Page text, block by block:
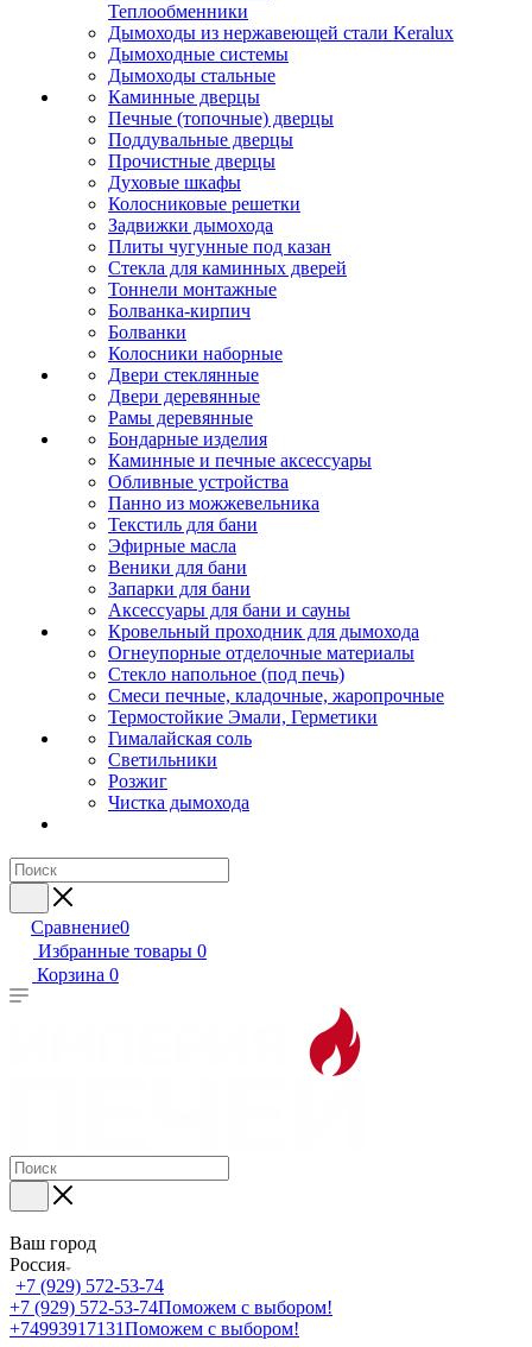
Теплообменники
Дымоходы из нержавеющей стали Keralux
Дымоходные системы
Дымоходы стальные
Каминные дверцы
Печные (топочные) дверцы
Поддувальные дверцы
Прочистные дверцы
Духовые шкафы
Колосниковые решетки
Задвижки дымохода
Плиты чугунные под казан
Стекла для каминных дверей
Тоннели монтажные
Болванка-кирпич
Болванки
Колосники наборные
Двери стеклянные
Двери деревянные
Рамы деревянные
Бондарные изделия
Каминные и печные аксессуары
Обливные устройства
Панно из можжевельника
Текстиль для бани
Эфирные масла
Веники для бани
Запарки для бани
Аксессуары для бани и сауны
Кровельный проходник для дымохода
Огнеупорные отделочные материалы
Стекло напольное (под печь)
Смеси печные, кладочные, жаропрочные
Термостойкие Эмали, Герметики
Гималайская соль
Светильники
Розжиг
Чистка дымохода
Сравнение0
Избранные товары 0
Корзина 0
Ваш город
Россия
+7 (929) 572-53-74
+7 (929) 572-53-74Поможем с выбором!
+74993917131Поможем с выбором!